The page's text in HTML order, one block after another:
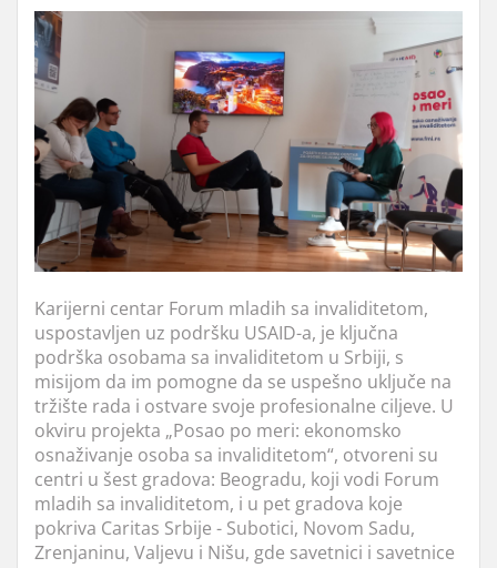
Karijerni centar Forum mladih sa invaliditetom,
uspostavljen uz podršku USAID-a, je ključna
podrška osobama sa invaliditetom u Srbiji, s
misijom da im pomogne da se uspešno uključe na
tržište rada i ostvare svoje profesionalne ciljeve. U
okviru projekta „Posao po meri: ekonomsko
osnaživanje osoba sa invaliditetom“, otvoreni su
centri u šest gradova: Beogradu, koji vodi Forum
mladih sa invaliditetom, i u pet gradova koje
pokriva Caritas Srbije - Subotici, Novom Sadu,
Zrenjaninu, Valjevu i Nišu, gde savetnici i savetnice